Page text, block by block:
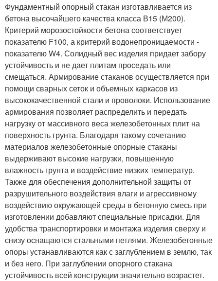
Фундаментный опорный стакан изготавливается из
бетона высочайшего качества класса В15 (М200).
Критерий морозостойкости бетона соответствует
показателю F100, а критерий водонепроницаемости -
показателю W4. Солидный вес изделия придает забору
устойчивость и не дает плитам проседать или
смещаться. Армирование стаканов осуществляется при
помощи сварных сеток и объемных каркасов из
высококачественной стали и проволоки. Использование
армирования позволяет распределить и передать
нагрузку от массивного веса железобетонных плит на
поверхность грунта. Благодаря такому сочетанию
материалов железобетонные опорные стаканы
выдерживают высокие нагрузки, повышенную
влажность грунта и воздействие низких температур.
Также для обеспечения дополнительной защиты от
разрушительного воздействия влаги и агрессивному
воздействию окружающей среды в бетонную смесь при
изготовлении добавляют специальные присадки. Для
удобства транспортировки и монтажа изделия сверху и
снизу оснащаются стальными петлями. Железобетонные
опоры устанавливаются как с заглублением в землю, так
и без него. При заглублении опорного стакана
устойчивость всей конструкции значительно возрастет.